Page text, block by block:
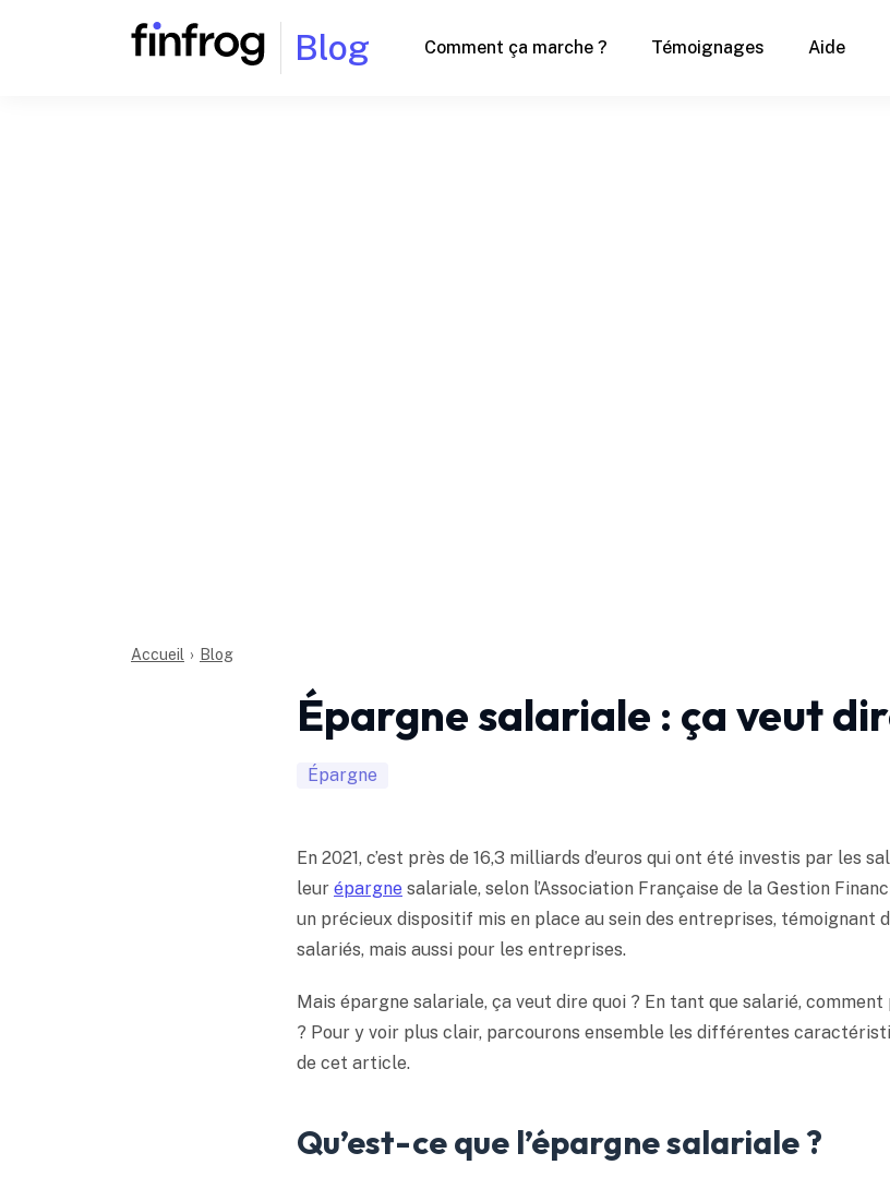
Blog Comment ça marche ? Témoignages Aide
Accueil › Blog
Épargne salariale : ça veut
Épargne
En 2021, c’est près de 16,3 milliards d’euros qui ont été investis par les
leur épargne salariale, selon l’Association Française de la Gestion
un précieux dispositif mis en place au sein des entreprises, témoignant
salariés, mais aussi pour les entreprises.
Mais épargne salariale, ça veut dire quoi ? En tant que salarié,
? Pour y voir plus clair, parcourons ensemble les différentes
de cet article.
Qu’est-ce que l’épargne salariale ?